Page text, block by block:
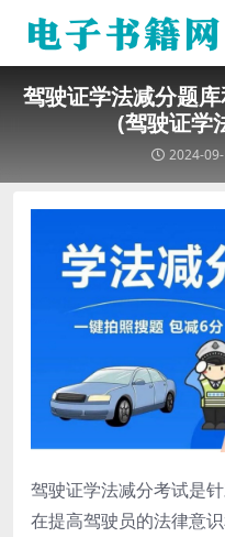
驾驶证学法减分题
(驾驶证学
2024-
驾驶证学法减分考试是
在提高驾驶员的法律意